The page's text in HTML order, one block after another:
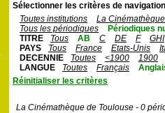
Sélectionner les critères de
Toutes institutions
La
Tous les périodiques
Périodiques
TITRE
Tous AB C DE F
GHI
PAYS
Tous France Etats-Unis
DECENNIE
Toutes <1900
1900
LANGUE
Toutes Français
Réinitialiser les critères
La Cinémathèque de Toulouse - 0